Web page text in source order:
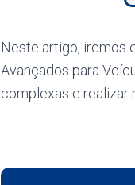
Neste artigo, iremos
Avançados para
complexas e realizar